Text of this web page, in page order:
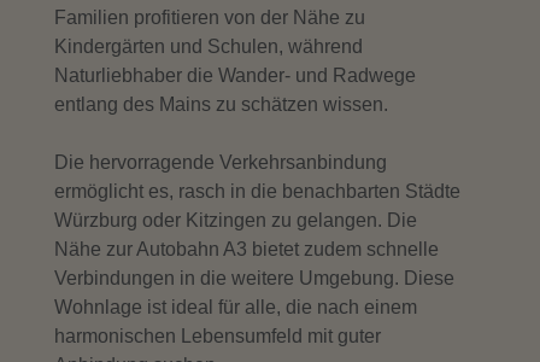
Familien profitieren von der Nähe zu
Kindergärten und Schulen, während
Naturliebhaber die Wander- und Radwege
entlang des Mains zu schätzen wissen.
Die hervorragende Verkehrsanbindung
ermöglicht es, rasch in die benachbarten Städte
Würzburg oder Kitzingen zu gelangen. Die
Nähe zur Autobahn A3 bietet zudem schnelle
Verbindungen in die weitere Umgebung. Diese
Wohnlage ist ideal für alle, die nach einem
harmonischen Lebensumfeld mit guter